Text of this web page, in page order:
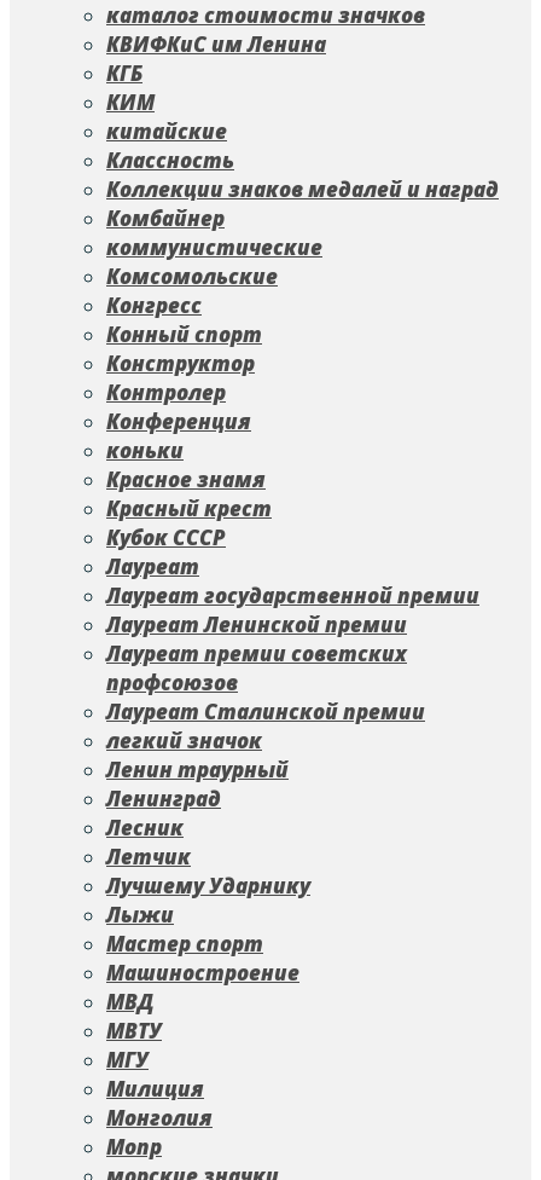
каталог стоимости значков
КВИФКиС им Ленина
КГБ
КИМ
китайские
Классность
Коллекции знаков медалей и наград
Комбайнер
коммунистические
Комсомольские
Конгресс
Конный спорт
Конструктор
Контролер
Конференция
коньки
Красное знамя
Красный крест
Кубок СССР
Лауреат
Лауреат государственной премии
Лауреат Ленинской премии
Лауреат премии советских
профсоюзов
Лауреат Сталинской премии
легкий значок
Ленин траурный
Ленинград
Лесник
Летчик
Лучшему Ударнику
Лыжи
Мастер спорт
Машиностроение
МВД
МВТУ
МГУ
Милиция
Монголия
Мопр